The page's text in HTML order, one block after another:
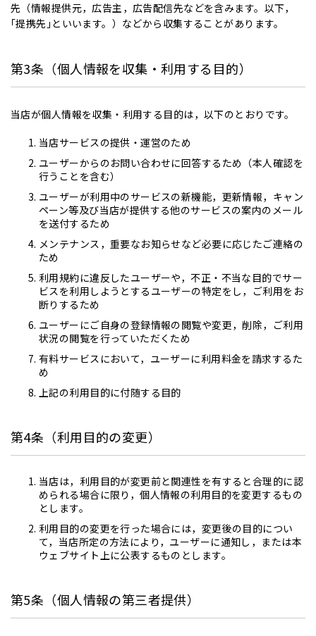
先（情報提供元，広告主，広告配信先などを含みます。以下，
｢提携先｣といいます。）などから収集することがあります。
第3条（個人情報を収集・利用する目的）
当店が個人情報を収集・利用する目的は，以下のとおりです。
当店サービスの提供・運営のため
ユーザーからのお問い合わせに回答するため（本人確認を
行うことを含む）
ユーザーが利用中のサービスの新機能，更新情報，キャン
ペーン等及び当店が提供する他のサービスの案内のメール
を送付するため
メンテナンス，重要なお知らせなど必要に応じたご連絡の
ため
利用規約に違反したユーザーや，不正・不当な目的でサー
ビスを利用しようとするユーザーの特定をし，ご利用をお
断りするため
ユーザーにご自身の登録情報の閲覧や変更，削除，ご利用
状況の閲覧を行っていただくため
有料サービスにおいて，ユーザーに利用料金を請求するた
め
上記の利用目的に付随する目的
第4条（利用目的の変更）
当店は，利用目的が変更前と関連性を有すると合理的に認
められる場合に限り，個人情報の利用目的を変更するもの
とします。
利用目的の変更を行った場合には，変更後の目的につい
て，当店所定の方法により，ユーザーに通知し，または本
ウェブサイト上に公表するものとします。
第5条（個人情報の第三者提供）